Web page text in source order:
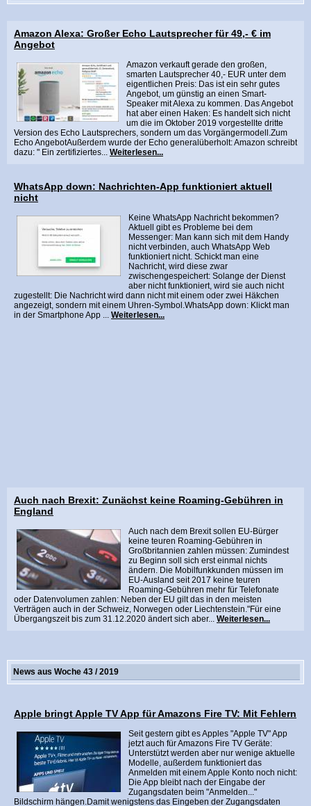
Amazon Alexa: Großer Echo Lautsprecher für 49,- € im
Angebot
Amazon verkauft gerade den großen,
smarten Lautsprecher 40,- EUR unter dem
eigentlichen Preis: Das ist ein sehr gutes
Angebot, um günstig an einen Smart-
Speaker mit Alexa zu kommen. Das Angebot
hat aber einen Haken: Es handelt sich nicht
um die im Oktober 2019 vorgestellte dritte
Version des Echo Lautsprechers, sondern um das Vorgängermodell.Zum
Echo AngebotAußerdem wurde der Echo generalüberholt: Amazon schreibt
dazu: " Ein zertifiziertes... Weiterlesen...
WhatsApp down: Nachrichten-App funktioniert aktuell
nicht
Keine WhatsApp Nachricht bekommen?
Aktuell gibt es Probleme bei dem
Messenger: Man kann sich mit dem Handy
nicht verbinden, auch WhatsApp Web
funktioniert nicht. Schickt man eine
Nachricht, wird diese zwar
zwischengespeichert: Solange der Dienst
aber nicht funktioniert, wird sie auch nicht
zugestellt: Die Nachricht wird dann nicht mit einem oder zwei Häkchen
angezeigt, sondern mit einem Uhren-Symbol.WhatsApp down: Klickt man
in der Smartphone App ... Weiterlesen...
Auch nach Brexit: Zunächst keine Roaming-Gebühren in
England
Auch nach dem Brexit sollen EU-Bürger
keine teuren Roaming-Gebühren in
Großbritannien zahlen müssen: Zumindest
zu Beginn soll sich erst einmal nichts
ändern. Die Mobilfunkkunden müssen im
EU-Ausland seit 2017 keine teuren
Roaming-Gebühren mehr für Telefonate
oder Datenvolumen zahlen: Neben der EU gilt das in den meisten
Verträgen auch in der Schweiz, Norwegen oder Liechtenstein."Für eine
Übergangszeit bis zum 31.12.2020 ändert sich aber... Weiterlesen...
News aus Woche 43 / 2019
Apple bringt Apple TV App für Amazons Fire TV: Mit Fehlern
Seit gestern gibt es Apples "Apple TV" App
jetzt auch für Amazons Fire TV Geräte:
Unterstützt werden aber nur wenige aktuelle
Modelle, außerdem funktioniert das
Anmelden mit einem Apple Konto noch nicht:
Die App bleibt nach der Eingabe der
Zugangsdaten beim "Anmelden..."
Bildschirm hängen.Damit wenigstens das Eingeben der Zugangsdaten